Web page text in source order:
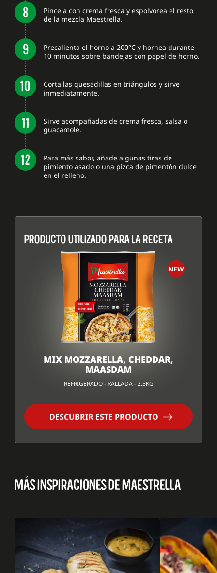
Pincela con crema fresca y espolvorea el resto
de la mezcla Maestrella.
Precalienta el horno a 200°C y hornea durante
10 minutos sobre bandejas con papel de horno.
Corta las quesadillas en triángulos y sirve
inmediatamente.
Sirve acompañadas de crema fresca, salsa o
guacamole.
Para más sabor, añade algunas tiras de
pimiento asado o una pizca de pimentón dulce
en el relleno.
PRODUCTO UTILIZADO PARA LA RECETA
MIX MOZZARELLA, CHEDDAR,
MAASDAM
REFRIGERADO - RALLADA - 2.5KG
NEW
DESCUBRIR ESTE PRODUCTO
MÁS INSPIRACIONES DE MAESTRELLA